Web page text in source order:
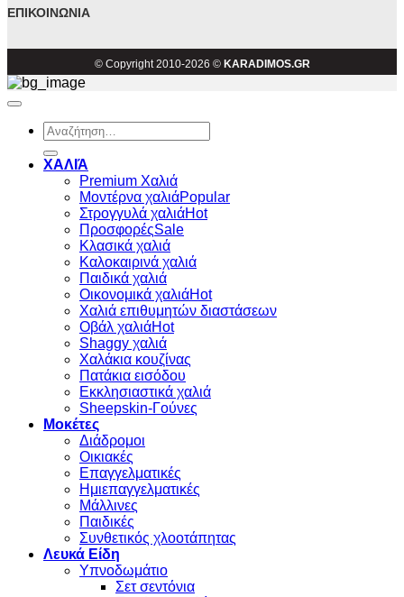
ΕΠΙΚΟΙΝΩΝΊΑ
© Copyright 2010-2026 © KARADIMOS.GR
Αναζήτηση
για:
ΧΑΛΙΆ
Premium Χαλιά
Μοντέρνα χαλιά
Στρογγυλά χαλιά
Προσφορές
Κλασικά χαλιά
Καλοκαιρινά χαλιά
Παιδικά χαλιά
Οικονομικά χαλιά
Χαλιά επιθυμητών διαστάσεων
Οβάλ χαλιά
Shaggy χαλιά
Χαλάκια κουζίνας
Πατάκια εισόδου
Εκκλησιαστικά χαλιά
Sheepskin-Γούνες
Μοκέτες
Διάδρομοι
Οικιακές
Επαγγελματικές
Ημιεπαγγελματικές
Μάλλινες
Παιδικές
Συνθετικός χλοοτάπητας
Λευκά Είδη
Υπνοδωμάτιο
Σετ σεντόνια